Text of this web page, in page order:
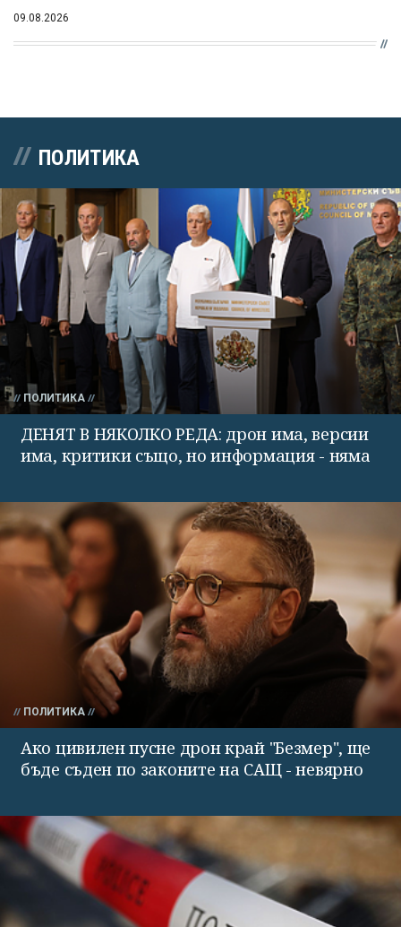
09.08.2026
ПОЛИТИКА
ПОЛИТИКА
ДЕНЯТ В НЯКОЛКО РЕДА: дрон има, версии
има, критики също, но информация - няма
ПОЛИТИКА
Ако цивилен пусне дрон край "Безмер", ще
бъде съден по законите на САЩ - невярно